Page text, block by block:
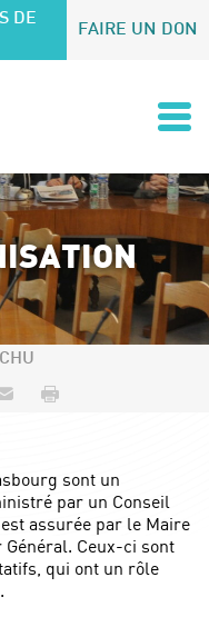
DE
FAIRE UN DON
Twitter
sur LinkedIn
Envoyer par e-mail
sont un
par un Conseil
assurée par le Maire
Ceux-ci sont
qui ont un rôle